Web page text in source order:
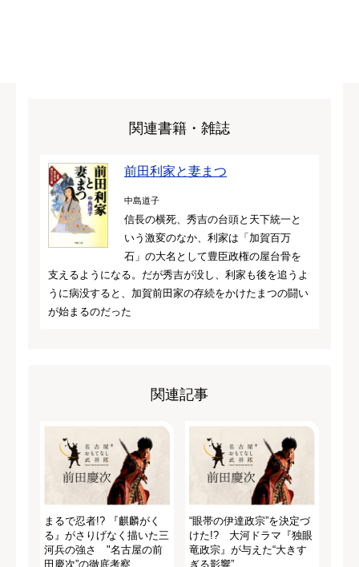
関連書籍・雑誌
前田利家と妻まつ
中島道子
信長の横死、秀吉の台頭と天下統一と
いう激変のなか、利家は「加賀百万
石」の大名として豊臣政権の屋台骨を
支えるようになる。だが秀吉が没し、利家も後を追うよ
うに病没すると、加賀前田家の存続をかけたまつの闘い
が始まるのだった
関連記事
まるで忍者!? 『麒麟がく
る』がさりげなく描いた三
河兵の強さ "名古屋の前
田慶次”の徹底考察
“眼帯の伊達政宗”を決定づ
けた!? 大河ドラマ『独眼
竜政宗』が与えた“大きす
ぎる影響”